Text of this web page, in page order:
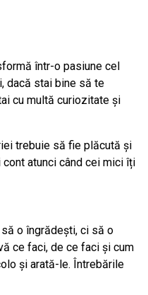
într-o pasiune cel
dacă stai bine să te
cu multă curiozitate și
trebuie să fie plăcută și
atunci când cei mici îți
o îngrădești, ci să o
ce faci, de ce faci și cum
și arată-le. Întrebările